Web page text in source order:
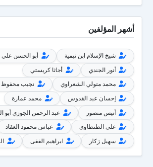
أشهر المؤلفين
شيخ الإسلام ابن تيمية
أبو الحسن
أنور الجندي
أجاثا كريستي
محمد متولي الشعراوي
نجيب محفوظ
إحسان عبد القدوس
محمد عمارة
أنيس منصور
عبد الرحمن الجوزي أبو
علي الطنطاوي
عباس محمود العقاد
سهيل زكار
ابراهيم الفقى